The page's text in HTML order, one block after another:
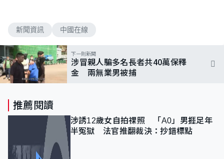
新聞資訊 中國在線
下一則新聞
涉冒親人騙多名長者共40萬保釋
金 兩無業男被捕
推薦閱讀
涉誘12歲女自拍祼照 「A0」男捱足年
半冤獄 法官推翻裁決：抄錯標點